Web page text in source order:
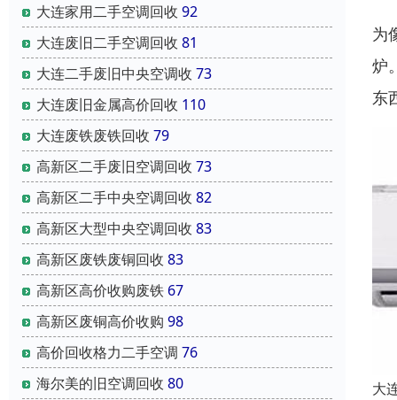
大连家用二手空调回收 92
大连废旧二手空调回收 81
大连二手废旧中央空调收 73
大连废旧金属高价回收 110
大连废铁废铁回收 79
高新区二手废旧空调回收 73
高新区二手中央空调回收 82
高新区大型中央空调回收 83
高新区废铁废铜回收 83
高新区高价收购废铁 67
高新区废铜高价收购 98
高价回收格力二手空调 76
海尔美的旧空调回收 80
为
炉
东
大